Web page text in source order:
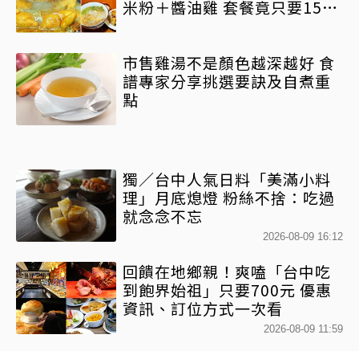
米粉＋醬油雞 套餐竟只要150
市售雞湯不是顏色越深越好 食
譜專家分享挑選要訣及自煮重
點
獨／台中人氣日料「美滿小料
理」月底熄燈 粉絲不捨：吃過
就念念不忘
2026-08-09 16:12
回饋在地鄉親！爽嗑「台中吃
到飽界始祖」只要700元 優惠
資訊、訂位方式一次看
2026-08-09 11:59